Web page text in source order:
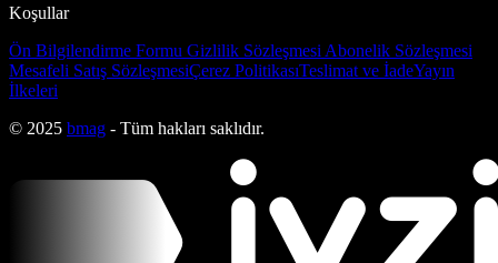
Koşullar
Ön Bilgilendirme Formu Gizlilik Sözleşmesi Abonelik Sözleşmesi
Mesafeli Satış SözleşmesiÇerez PolitikasıTeslimat ve İadeYayın
İlkeleri
© 2025 bmag - Tüm hakları saklıdır.